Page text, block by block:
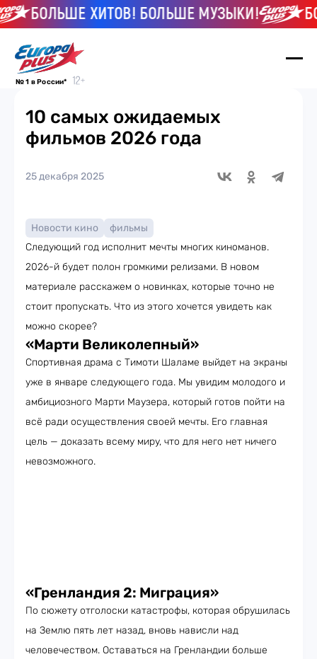
БОЛЬШЕ ХИТОВ! БОЛЬШЕ МУЗЫКИ!
№ 1 в России*
10 самых ожидаемых
фильмов 2026 года
25 декабря 2025
Новости кино
фильмы
Следующий год исполнит мечты многих киноманов.
2026-й будет полон громкими релизами. В новом
материале расскажем о новинках, которые точно не
стоит пропускать. Что из этого хочется увидеть как
можно скорее?
«Марти Великолепный»
Спортивная драма с Тимоти Шаламе выйдет на экраны
уже в январе следующего года. Мы увидим молодого и
амбициозного Марти Маузера, который готов пойти на
всё ради осуществления своей мечты. Его главная
цель — доказать всему миру, что для него нет ничего
невозможного.
«Гренландия 2: Миграция»
По сюжету отголоски катастрофы, которая обрушилась
на Землю пять лет назад, вновь нависли над
человечеством. Оставаться на Гренландии больше